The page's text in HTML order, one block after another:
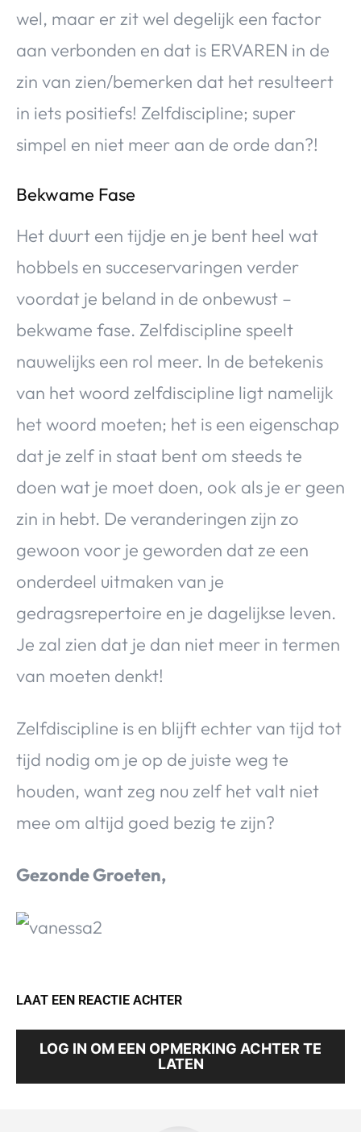
wel, maar er zit wel degelijk een factor
aan verbonden en dat is ERVAREN in de
zin van zien/bemerken dat het resulteert
in iets positiefs! Zelfdiscipline; super
simpel en niet meer aan de orde dan?!
Bekwame Fase
Het duurt een tijdje en je bent heel wat
hobbels en succeservaringen verder
voordat je beland in de onbewust –
bekwame fase. Zelfdiscipline speelt
nauwelijks een rol meer. In de betekenis
van het woord zelfdiscipline ligt namelijk
het woord moeten; het is een eigenschap
dat je zelf in staat bent om steeds te
doen wat je moet doen, ook als je er geen
zin in hebt. De veranderingen zijn zo
gewoon voor je geworden dat ze een
onderdeel uitmaken van je
gedragsrepertoire en je dagelijkse leven.
Je zal zien dat je dan niet meer in termen
van moeten denkt!
Zelfdiscipline is en blijft echter van tijd tot
tijd nodig om je op de juiste weg te
houden, want zeg nou zelf het valt niet
mee om altijd goed bezig te zijn?
Gezonde Groeten,
LAAT EEN REACTIE ACHTER
LOG IN OM EEN OPMERKING ACHTER TE
LATEN